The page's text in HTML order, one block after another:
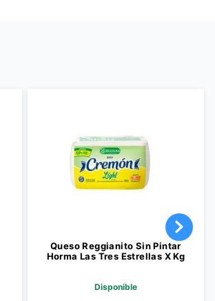
Queso Reggianito Sin Pintar
Horma Las Tres Estrellas X Kg
Disponible